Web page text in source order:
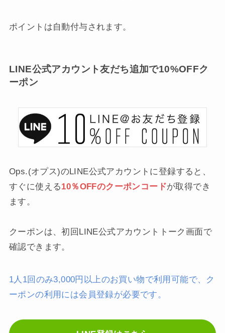
ポイントは自動付与されます。
LINE公式アカウント友だち追加で10%OFFク
ーポン
Ops.(オプス)のLINE公式アカウントに登録すると、
すぐに使える10％OFFのクーポンコードが取得でき
ます。
クーポンは、初回LINE公式アカウントトーク画面で
確認できます。
1人1回のみ3,000円以上のお買い物で利用可能で、ク
ーポンの利用には会員登録が必要です。